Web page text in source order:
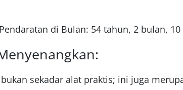
di Bulan: 54 tahun, 2 bulan, 10
sekadar alat praktis; ini juga